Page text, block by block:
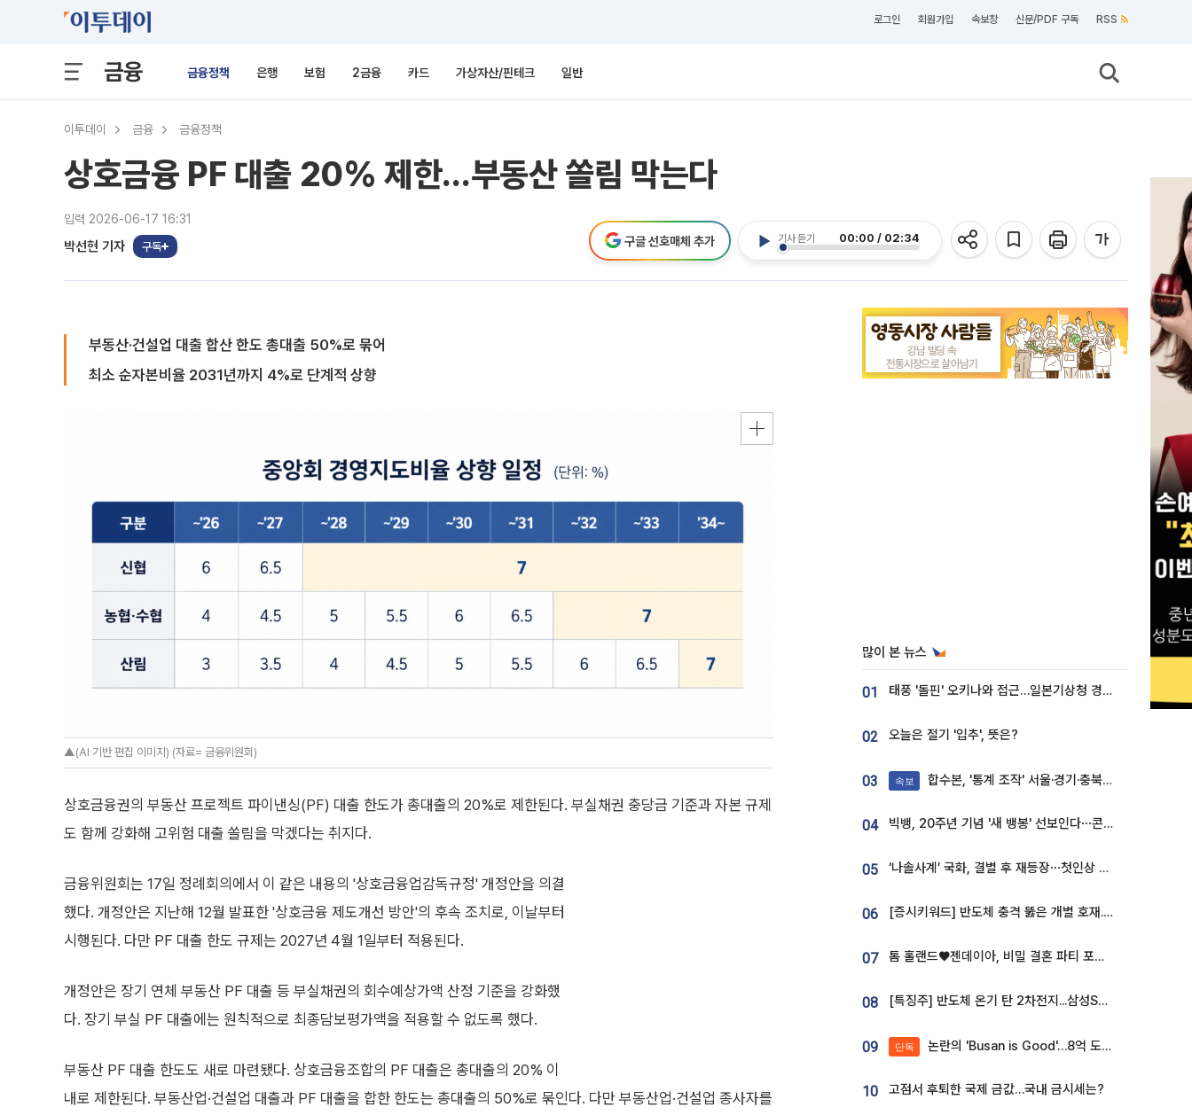
로그인 회원가입 속보창 신문/PDF 구독 RSS
금융 금융정책 은행 보험 2금융 카드 가상자산/핀테크 일반
이투데이 금융 금융정책
상호금융 PF 대출 20% 제한…부동산 쏠림 막는다
입력 2026-06-17 16:31
박선현 기자 구독
기사 듣기 00:00 / 02:34
구글 선호매체 추가
부동산·건설업 대출 합산 한도 총대출 50%로 묶어
최소 순자본비율 2031년까지 4%로 단계적 상향
▲(AI 기반 편집 이미지) (자료= 금융위원회)
상호금융권의 부동산 프로젝트 파이낸싱(PF) 대출 한도가 총대출의 20%로 제한된다. 부실채권 충당금 기준과 자본 규제
도 함께 강화해 고위험 대출 쏠림을 막겠다는 취지다.
금융위원회는 17일 정례회의에서 이 같은 내용의 '상호금융업감독규정' 개정안을 의결
했다. 개정안은 지난해 12월 발표한 '상호금융 제도개선 방안'의 후속 조치로, 이날부터
시행된다. 다만 PF 대출 한도 규제는 2027년 4월 1일부터 적용된다.
개정안은 장기 연체 부동산 PF 대출 등 부실채권의 회수예상가액 산정 기준을 강화했
다. 장기 부실 PF 대출에는 원칙적으로 최종담보평가액을 적용할 수 없도록 했다.
부동산 PF 대출 한도도 새로 마련됐다. 상호금융조합의 PF 대출은 총대출의 20% 이
내로 제한된다. 부동산업·건설업 대출과 PF 대출을 합한 한도는 총대출의 50%로 묶인다. 다만 부동산업·건설업 종사자를
많이 본 뉴스
01 태풍 '돌핀' 오키나와 접근…일본기상청 경로 업데이트
02 오늘은 절기 '입추', 뜻은?
03 속보 합수본, '통계 조작' 서울·경기·충북 선관위 등 추가 압수수색
04 빅뱅, 20주년 기념 '새 뱅봉' 선보인다⋯콘서트 앞두고 팝업 개최
05 ‘나솔사계’ 국화, 결별 후 재등장⋯첫인상 투표 휩쓸고 ‘인기녀’ 등극
06 [증시키워드] 반도체 충격 뚫은 개별 호재...포스코퓨처엠·에코프로·한화솔루션 '눈길'
07 톰 홀랜드♥젠데이아, 비밀 결혼 파티 포착⋯호텔 대관비만 9억
08 [특징주] 반도체 온기 탄 2차전지...삼성SDI, 장 초반 7% 넘게 껑충
09 단독 논란의 'Busan is Good'…8억 도시브랜드, 용산 대통령실 CI 업체가 수행
10 고점서 후퇴한 국제 금값…국내 금시세는?